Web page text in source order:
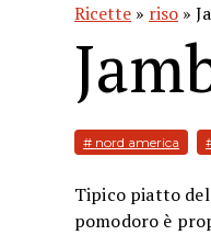
Ricette » riso »
# nord america
Tipico piatto
pomodoro è